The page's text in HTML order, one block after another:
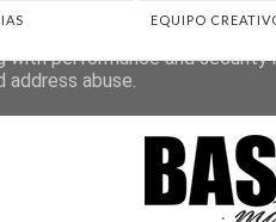
EQUIPO
to deliver its services
with performance and
abuse.